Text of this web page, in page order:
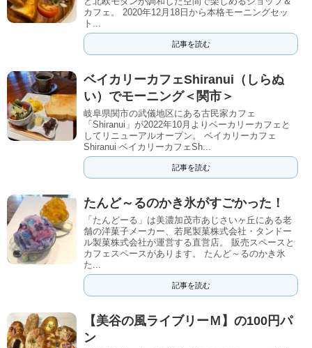
カフェ。 2020年12月18日から本格モーニングセッ
ト...
記事を読む
ベイカリーカフェShiranui（しらぬ
い）でモーニング＜関市＞
岐阜県関市の武儀地区にある古民家カフェ
「Shiranui」が2022年10月よりベーカリーカフェと
してリニューアルオープン。 ベイカリーカフェ
Shiranui ベイカリーカフェSh...
記事を読む
たんど～るのかき氷がすごかった！
「たんどーる」は美濃加茂市あじさいヶ丘にある老
舗の洋菓子メーカー、若尾製菓株式会社・タンドー
ル製菓株式会社が運営する直営店。 販売スペースと
カフェスペースがあります。 たんど～るのかき氷
た...
記事を読む
【美谷の風ライブリーＭ】の100円パ
ン